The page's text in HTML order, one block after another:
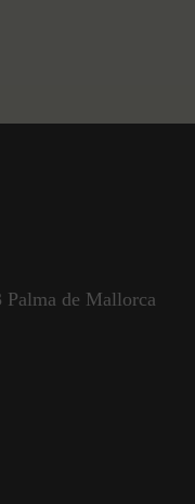
Palma de Mallorca